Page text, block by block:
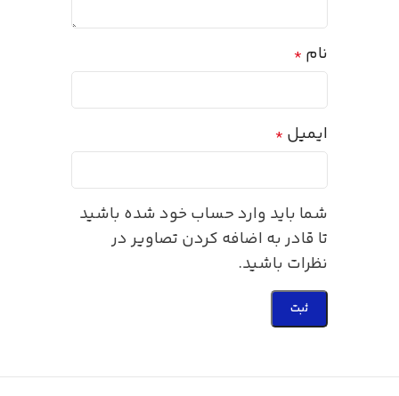
نام *
ایمیل *
شما باید وارد حساب خود شده باشید
تا قادر به اضافه کردن تصاویر در
نظرات باشید.